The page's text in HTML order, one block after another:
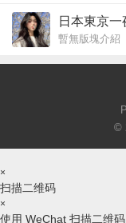
日本東京
暫無版塊介紹
©
×
扫描二维码
×
使用 WeChat 扫描二维码